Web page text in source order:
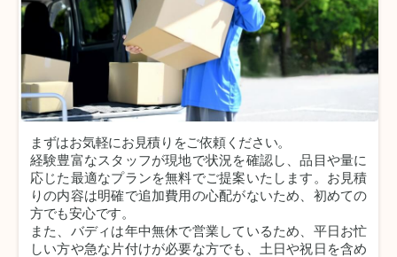
まずはお気軽にお見積りをご依頼ください。
経験豊富なスタッフが現地で状況を確認し、品目や量に
応じた最適なプランを無料でご提案いたします。お見積
りの内容は明確で追加費用の心配がないため、初めての
方でも安心です。
また、バディは年中無休で営業しているため、平日お忙
しい方や急な片付けが必要な方でも、土日や祝日を含め